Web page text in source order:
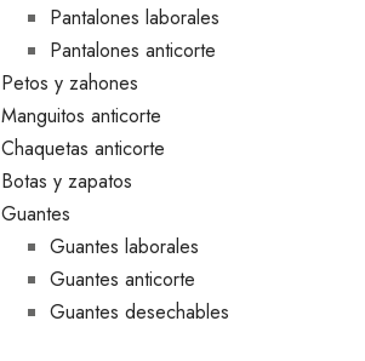
Pantalones laborales
Pantalones anticorte
Petos y zahones
Manguitos anticorte
Chaquetas anticorte
Botas y zapatos
Guantes
Guantes laborales
Guantes anticorte
Guantes desechables